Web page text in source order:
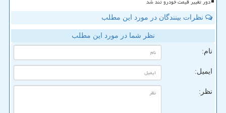
دور تغییر قیمت خودرو تند شد
نظرات بینندگان در مورد این مطلب
نظر شما در مورد این مطلب
نام:
ایمیل:
نظر: